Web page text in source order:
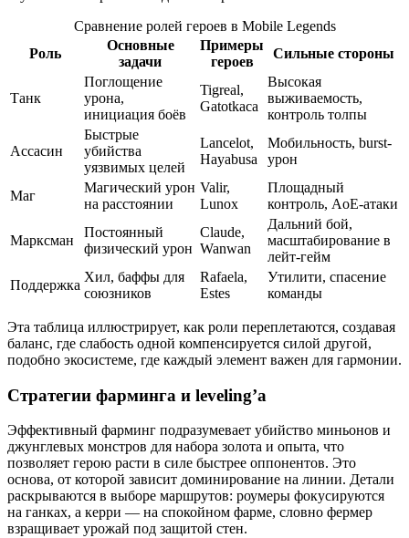
Сравнение ролей героев в Mobile Legends
Роль
Основные
задачи
Примеры
героев
Сильные стороны
Танк
Поглощение
урона,
инициация боёв
Tigreal,
Gatotkaca
Высокая
выживаемость,
контроль толпы
Ассасин
Быстрые
убийства
уязвимых целей
Lancelot,
Hayabusa
Мобильность, burst-
урон
Маг
Магический урон
на расстоянии
Valir,
Lunox
Площадный
контроль, AoE-атаки
Марксман
Постоянный
физический урон
Claude,
Wanwan
Дальний бой,
масштабирование в
лейт-гейм
Поддержка
Хил, баффы для
союзников
Rafaela,
Estes
Утилити, спасение
команды
Эта таблица иллюстрирует, как роли переплетаются, создавая
баланс, где слабость одной компенсируется силой другой,
подобно экосистеме, где каждый элемент важен для гармонии.
Стратегии фарминга и leveling’а
Эффективный фарминг подразумевает убийство миньонов и
джунглевых монстров для набора золота и опыта, что
позволяет герою расти в силе быстрее оппонентов. Это
основа, от которой зависит доминирование на линии. Детали
раскрываются в выборе маршрутов: роумеры фокусируются
на ганках, а керри — на спокойном фарме, словно фермер
взращивает урожай под защитой стен.